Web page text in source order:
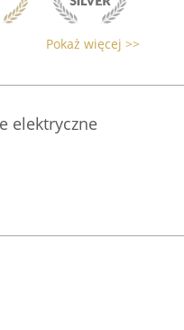
Pokaż więcej >>
elektryczne